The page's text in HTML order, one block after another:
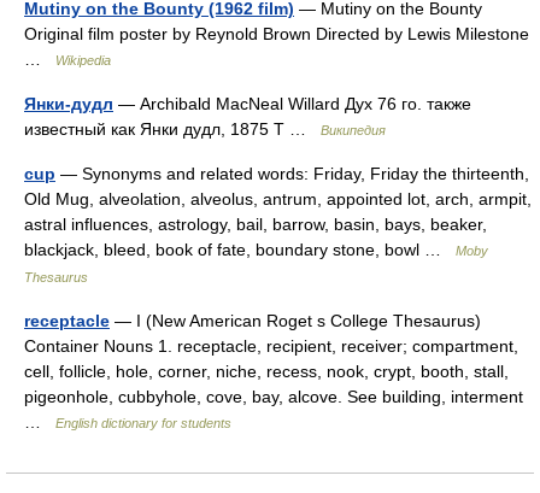
Mutiny on the Bounty (1962 film) — Mutiny on the Bounty
Original film poster by Reynold Brown Directed by Lewis Milestone
Wikipedia
Янки-дудл — Archibald MacNeal Willard Дух 76 го. также
известный как Янки дудл, 1875 T …
Википедия
cup — Synonyms and related words: Friday, Friday the thirteenth,
Old Mug, alveolation, alveolus, antrum, appointed lot, arch, armpit,
astral influences, astrology, bail, barrow, basin, bays, beaker,
blackjack, bleed, book of fate, boundary stone, bowl …
Moby
Thesaurus
receptacle — I (New American Roget s College Thesaurus)
Container Nouns 1. receptacle, recipient, receiver; compartment,
cell, follicle, hole, corner, niche, recess, nook, crypt, booth, stall,
pigeonhole, cubbyhole, cove, bay, alcove. See building, interment
English dictionary for students